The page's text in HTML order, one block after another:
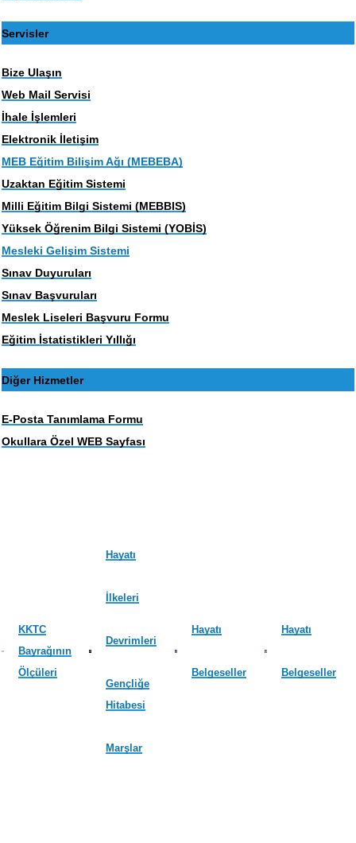
Servisler
Bize Ulaşın
Web Mail Servisi
İhale İşlemleri
Elektronik İletişim
MEB Eğitim Bilişim Ağı (MEBEBA)
Uzaktan Eğitim Sistemi
Milli Eğitim Bilgi Sistemi (MEBBIS)
Yüksek Öğrenim Bilgi Sistemi (YOBİS)
Mesleki Gelişim Sistemi
Sınav Duyuruları
Sınav Başvuruları
Meslek Liseleri Başvuru Formu
Eğitim İstatistikleri Yıllığı
Diğer Hizmetler
E-Posta Tanımlama Formu
Okullara Özel WEB Sayfası
KKTC
Bayrağının
Ölçüleri
Hayatı
İlkeleri
Devrimleri
Gençliğe
Hitabesi
Marşlar
Hayatı
Belgeseller
Hayatı
Belgeseller